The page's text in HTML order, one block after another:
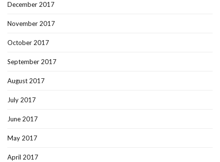
December 2017
November 2017
October 2017
September 2017
August 2017
July 2017
June 2017
May 2017
April 2017